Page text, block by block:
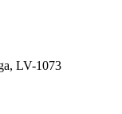
LV-1073